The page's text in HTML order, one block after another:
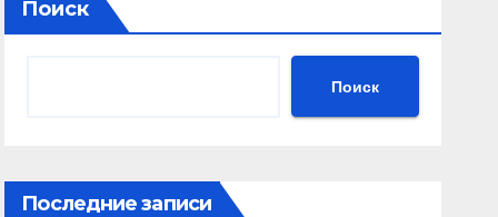
Поиск
Поиск
Последние записи